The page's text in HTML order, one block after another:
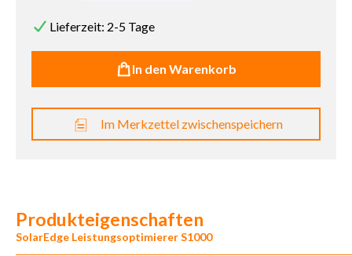
Lieferzeit: 2-5 Tage
In den Warenkorb
Im Merkzettel zwischenspeichern
Produkteigenschaften
SolarEdge Leistungsoptimierer S1000